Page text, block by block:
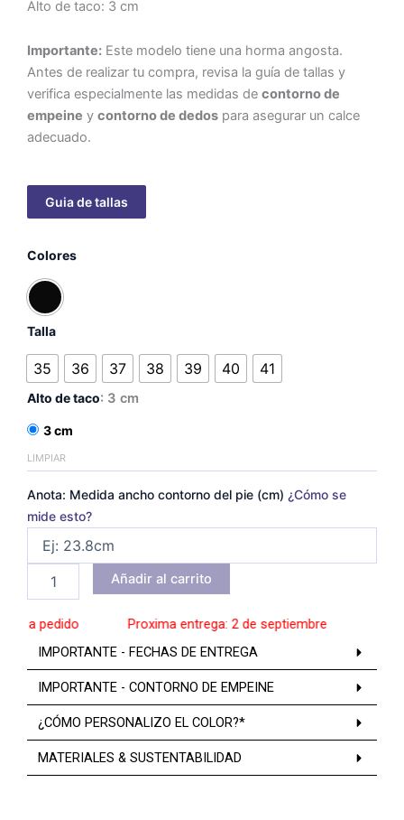
Alto de taco: 3 cm
Importante: Este modelo tiene una horma angosta.
Antes de realizar tu compra, revisa la guía de tallas y
verifica especialmente las medidas de contorno de
empeine y contorno de dedos para asegurar un calce
adecuado.
Colores
Talla
35 36 37 38 39 40 41
Alto de taco: 3 cm
3 cm
LIMPIAR
Anota: Medida ancho contorno del pie (cm) ¿Cómo se
mide esto?
-
taco
3
cm
cantidad
Añadir al carrito
a pedido______ Proxima entrega: 2 de septiembre______
IMPORTANTE - FECHAS DE ENTREGA
IMPORTANTE - CONTORNO DE EMPEINE
¿CÓMO PERSONALIZO EL COLOR?*
MATERIALES & SUSTENTABILIDAD